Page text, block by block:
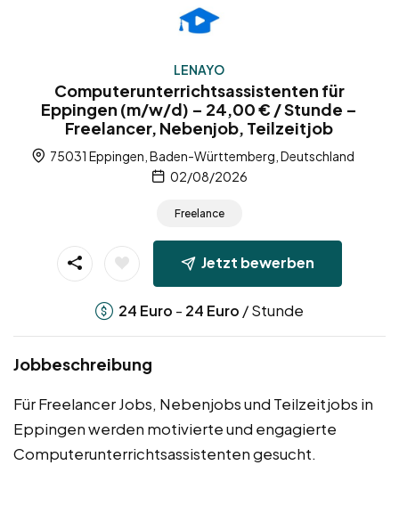
LENAYO
Computerunterrichtsassistenten für
Eppingen (m/w/d) – 24,00 € / Stunde –
Freelancer, Nebenjob, Teilzeitjob
75031 Eppingen, Baden-Württemberg, Deutschland
02/08/2026
Freelance
Jetzt bewerben
24 Euro - 24 Euro / Stunde
Jobbeschreibung
Für Freelancer Jobs, Nebenjobs und Teilzeitjobs in
Eppingen werden motivierte und engagierte
Computerunterrichtsassistenten gesucht.